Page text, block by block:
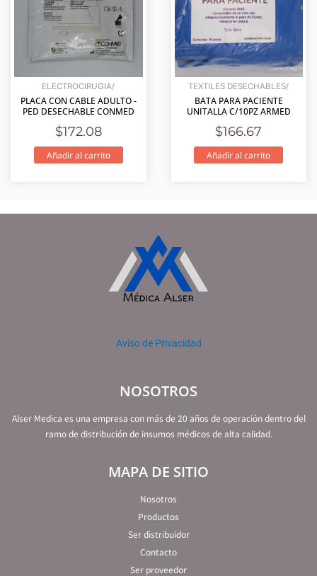
ELECTROCIRUGIA/
PLACA CON CABLE ADULTO -
PED DESECHABLE CONMED
$172.08
Añadir al carrito
TEXTILES DESECHABLES/
BATA PARA PACIENTE
UNITALLA C/10PZ ARMED
$166.67
Añadir al carrito
Aviso de Privacidad
NOSOTROS
Alser Medica es una empresa con más de 20 años de operación dentro del
ramo de distribución de insumos médicos de alta calidad.
MAPA DE SITIO
Nosotros
Productos
Ser distribuidor
Contacto
Ser proveedor